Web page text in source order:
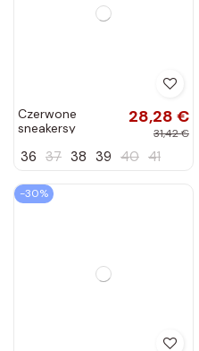
Czerwone
sneakersy
typu tenisówki z
Malkan
28,28 €
31,42 €
36 37 38 39 40 41
-30%